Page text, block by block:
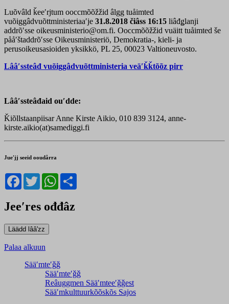
Luõvâld ǩeeʹrjtum ooccmõõžžid âlgg tuåimted
vuõiggâdvuõttministeriaaʹje 31.8.2018 čiâss 16:15 liâđǥlanji
addrõʹsse oikeusministerio@om.fi. Ooccmõõžžid vuäitt tuåimted še
pååʹštaddrõʹsse Oikeusministeriö, Demokratia-, kieli- ja
perusoikeusasioiden yksikkö, PL 25, 00023 Valtioneuvosto.
Lââʹssteâđ vuõiggâdvuõttministeria veäʹǩǩtõõz pirr
Lââʹssteâđaid ouʹdde:
Ǩiõllstaanpiisar Anne Kirste Aikio, 010 839 3124, anne-
kirste.aikio(at)samediggi.fi
Jueʹjj seeid ooudårra
Facebook
TwitterWhatsApp
Jeeʹres ođđâz
Palaa alkuun
Sääʹmteʹǧǧ
Sääʹmteʹǧǧ
Reâuggmen Sääʹmteeʹǧǧest
Sääʹmkulttuurkõõskõs Sajos